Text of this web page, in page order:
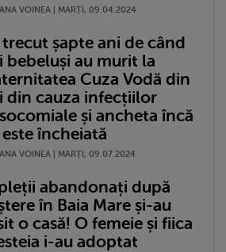
VOINEA | MARŢI, 09.04.2024
trecut șapte ani de când
bebeluși au murit la
Cuza Vodă din
din cauza infecțiilor
și ancheta încă
încheiată
VOINEA | MARŢI, 09.07.2024
abandonați după
în Baia Mare și-au
o casă! O femeie și fiica
i-au adoptat